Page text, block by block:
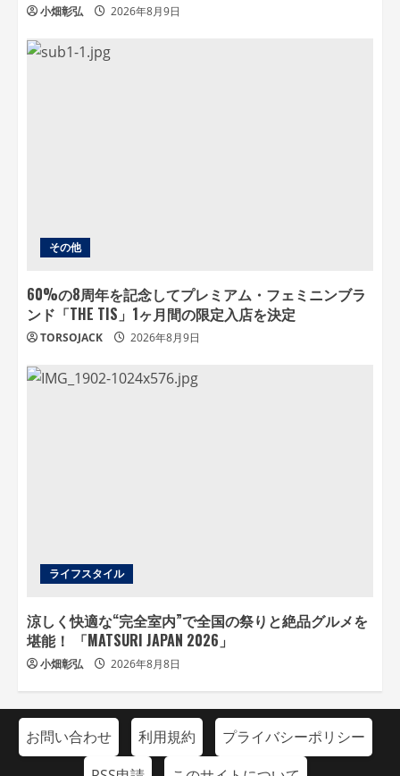
小畑彰弘 2026年8月9日
その他
60%の8周年を記念してプレミアム・フェミニンブラ
ンド「THE TIS」1ヶ月間の限定入店を決定
TORSOJACK 2026年8月9日
ライフスタイル
涼しく快適な“完全室内”で全国の祭りと絶品グルメを
堪能！ 「MATSURI JAPAN 2026」
小畑彰弘 2026年8月8日
お問い合わせ 利用規約
プライバシーポリシー